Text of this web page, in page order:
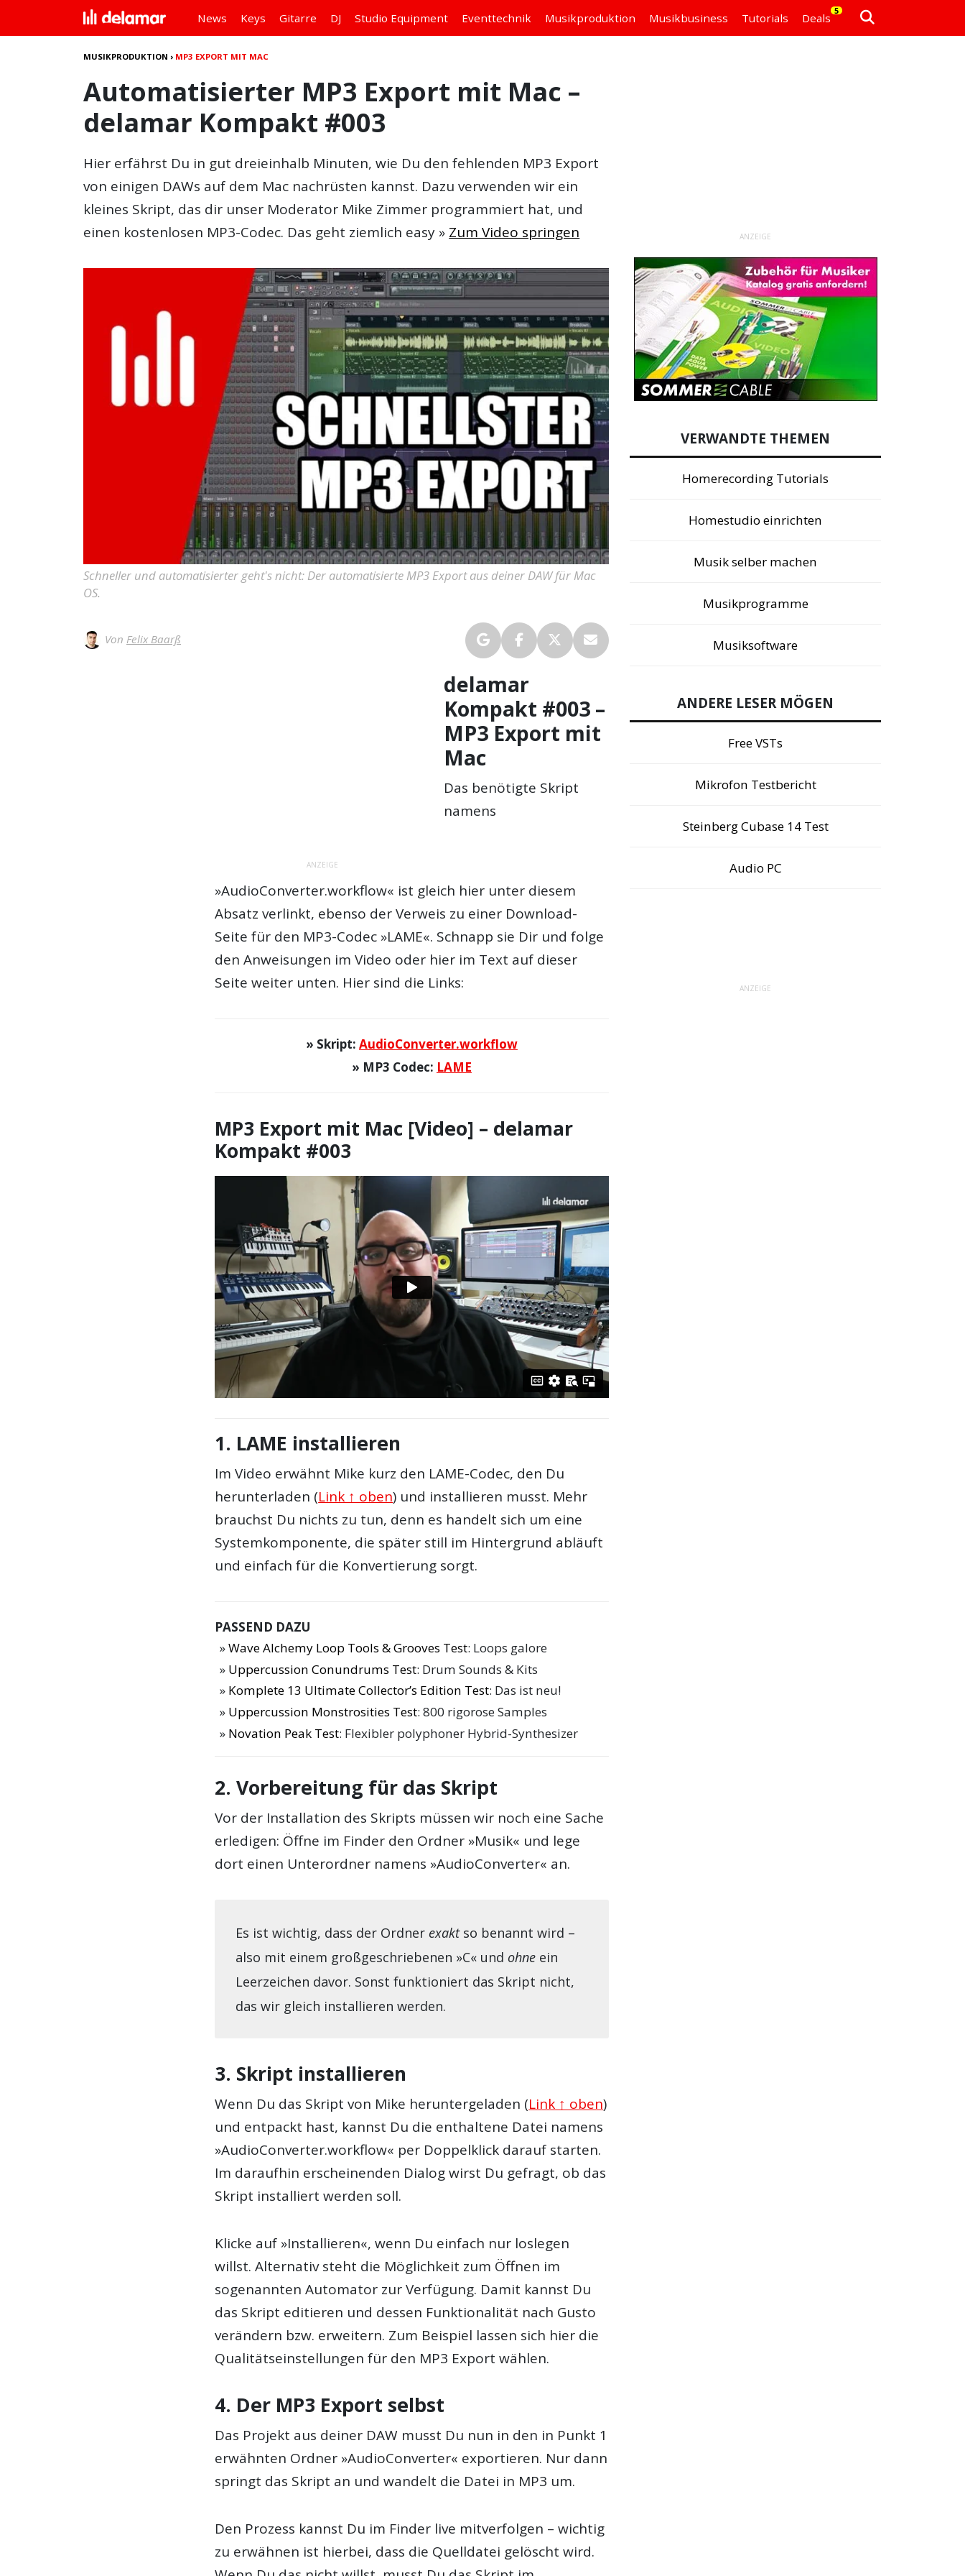
News Keys Gitarre DJ Studio Equipment Eventtechnik Musikproduktion Musikbusiness Tutorials Deals
5
MUSIKPRODUKTION › MP3 EXPORT MIT MAC
Automatisierter MP3 Export mit Mac –
delamar Kompakt #003
Hier erfährst Du in gut dreieinhalb Minuten, wie Du den fehlenden MP3 Export
von einigen DAWs auf dem Mac nachrüsten kannst. Dazu verwenden wir ein
kleines Skript, das dir unser Moderator Mike Zimmer programmiert hat, und
einen kostenlosen MP3-Codec. Das geht ziemlich easy » Zum Video springen
Schneller und automatisierter geht's nicht: Der automatisierte MP3 Export aus deiner DAW für Mac
OS.
Von Felix Baarß
ANZEIGE
delamar
Kompakt #003 –
MP3 Export mit
Mac
Das benötigte Skript
namens
»AudioConverter.workflow« ist gleich hier unter diesem
Absatz verlinkt, ebenso der Verweis zu einer Download-
Seite für den MP3-Codec »LAME«. Schnapp sie Dir und folge
den Anweisungen im Video oder hier im Text auf dieser
Seite weiter unten. Hier sind die Links:
» Skript: AudioConverter.workflow
» MP3 Codec: LAME
MP3 Export mit Mac [Video] – delamar
Kompakt #003
1. LAME installieren
Im Video erwähnt Mike kurz den LAME-Codec, den Du
herunterladen (Link ↑ oben) und installieren musst. Mehr
brauchst Du nichts zu tun, denn es handelt sich um eine
Systemkomponente, die später still im Hintergrund abläuft
und einfach für die Konvertierung sorgt.
PASSEND DAZU
Wave Alchemy Loop Tools & Grooves Test: Loops galore
Uppercussion Conundrums Test: Drum Sounds & Kits
Komplete 13 Ultimate Collector’s Edition Test: Das ist neu!
Uppercussion Monstrosities Test: 800 rigorose Samples
Novation Peak Test: Flexibler polyphoner Hybrid-Synthesizer
2. Vorbereitung für das Skript
Vor der Installation des Skripts müssen wir noch eine Sache
erledigen: Öffne im Finder den Ordner »Musik« und lege
dort einen Unterordner namens »AudioConverter« an.
Es ist wichtig, dass der Ordner exaktso benannt wird –
also mit einem großgeschriebenen »C« und ohneein
Leerzeichen davor. Sonst funktioniert das Skript nicht,
das wir gleich installieren werden.
3. Skript installieren
Wenn Du das Skript von Mike heruntergeladen (Link ↑ oben)
und entpackt hast, kannst Du die enthaltene Datei namens
»AudioConverter.workflow« per Doppelklick darauf starten.
Im daraufhin erscheinenden Dialog wirst Du gefragt, ob das
Skript installiert werden soll.
Klicke auf »Installieren«, wenn Du einfach nur loslegen
willst. Alternativ steht die Möglichkeit zum Öffnen im
sogenannten Automator zur Verfügung. Damit kannst Du
das Skript editieren und dessen Funktionalität nach Gusto
verändern bzw. erweitern. Zum Beispiel lassen sich hier die
Qualitätseinstellungen für den MP3 Export wählen.
4. Der MP3 Export selbst
Das Projekt aus deiner DAW musst Du nun in den in Punkt 1
erwähnten Ordner »AudioConverter« exportieren. Nur dann
springt das Skript an und wandelt die Datei in MP3 um.
Den Prozess kannst Du im Finder live mitverfolgen – wichtig
zu erwähnen ist hierbei, dass die Quelldatei gelöscht wird.
ANZEIGE
VERWANDTE THEMEN
Homerecording Tutorials
Homestudio einrichten
Musik selber machen
Musikprogramme
Musiksoftware
ANDERE LESER MÖGEN
Free VSTs
Mikrofon Testbericht
Steinberg Cubase 14 Test
Audio PC
ANZEIGE